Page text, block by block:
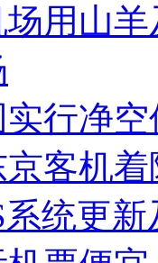
用山
行净空
客机
统更